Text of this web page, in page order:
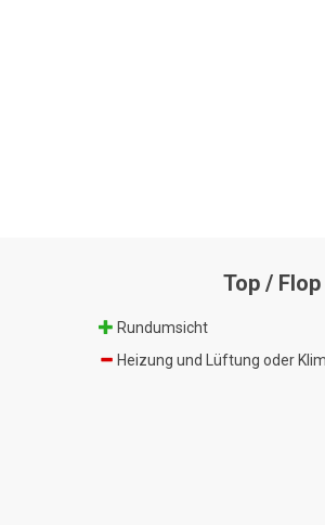
Top / Flop
Rundumsicht
Heizung und Lüftung oder